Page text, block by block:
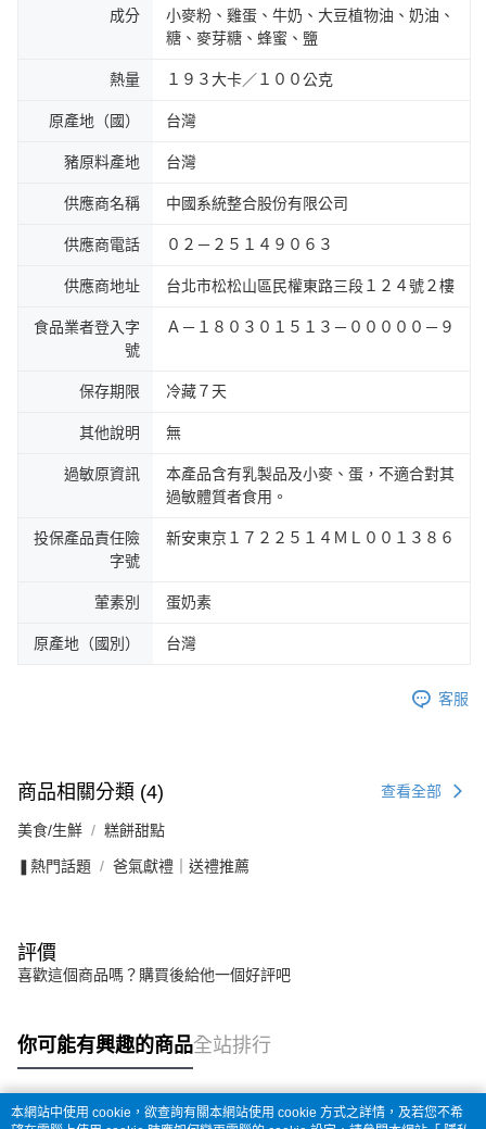
成分
小麥粉、雞蛋、牛奶、大豆植物油、奶油、
糖、麥芽糖、蜂蜜、鹽
熱量 １９３大卡／１００公克
原產地（國） 台灣
豬原料產地 台灣
供應商名稱 中國系統整合股份有限公司
供應商電話 ０２－２５１４９０６３
供應商地址 台北市松松山區民權東路三段１２４號２樓
食品業者登入字
號
Ａ－１８０３０１５１３－０００００－９
保存期限 冷藏７天
其他說明 無
過敏原資訊
本產品含有乳製品及小麥、蛋，不適合對其
過敏體質者食用。
投保產品責任險
字號
新安東京１７２２５１４ＭＬ００１３８６
葷素別 蛋奶素
原產地（國別） 台灣
客服
商品相關分類 (4) 查看全部
美食/生鮮 糕餅甜點
❚熱門話題 爸氣獻禮｜送禮推薦
評價
喜歡這個商品嗎？購買後給他一個好評吧
你可能有興趣的商品全站排行
本網站中使用 cookie，欲查詢有關本網站使用 cookie 方式之詳情，及若您不希